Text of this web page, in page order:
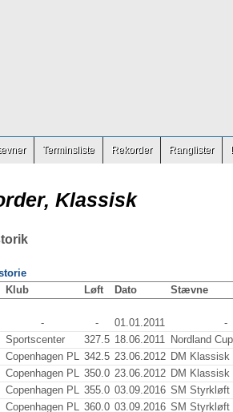
Terminsliste Rekorder Ranglister
Klassisk
Klub Løft Dato
Stævne
- - 01.01.2011
-
Sportscenter 327.5 18.06.2011 Nordland Cup
Copenhagen PL 342.5 23.06.2012 DM Klassisk
Copenhagen PL 350.0 23.06.2012 DM Klassisk
Copenhagen PL 355.0 03.09.2016 SM Styrkløft
Copenhagen PL 360.0 03.09.2016 SM Styrkløft